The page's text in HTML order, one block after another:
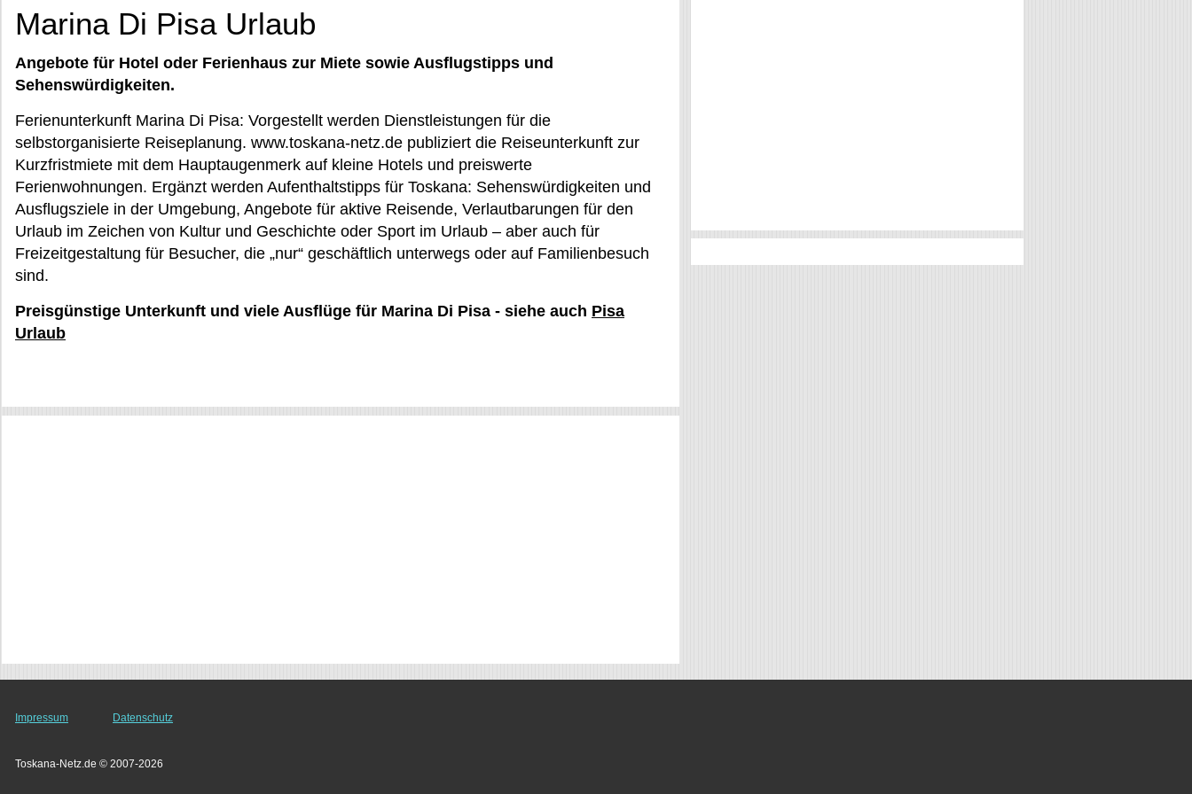
Marina Di Pisa Urlaub
Angebote für Hotel oder Ferienhaus zur Miete sowie Ausflugstipps und
Sehenswürdigkeiten.
Ferienunterkunft Marina Di Pisa: Vorgestellt werden Dienstleistungen für die
selbstorganisierte Reiseplanung. www.toskana-netz.de publiziert die Reiseunterkunft zur
Kurzfristmiete mit dem Hauptaugenmerk auf kleine Hotels und preiswerte
Ferienwohnungen. Ergänzt werden Aufenthaltstipps für Toskana: Sehenswürdigkeiten und
Ausflugsziele in der Umgebung, Angebote für aktive Reisende, Verlautbarungen für den
Urlaub im Zeichen von Kultur und Geschichte oder Sport im Urlaub – aber auch für
Freizeitgestaltung für Besucher, die „nur“ geschäftlich unterwegs oder auf Familienbesuch
sind.
Preisgünstige Unterkunft und viele Ausflüge für Marina Di Pisa - siehe auch Pisa
Urlaub
Impressum Datenschutz
Toskana-Netz.de © 2007-2026